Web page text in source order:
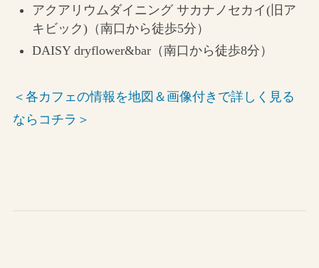
アクアリウムダイニング サカナノセカイ(旧ア
キビック)（南口から徒歩5分）
DAISY dryflower&bar（南口から徒歩8分）
＜各カフェの情報を地図＆画像付きで詳しく見る
ならコチラ＞